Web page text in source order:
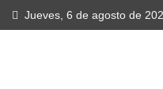
Jueves, 6 de agosto de